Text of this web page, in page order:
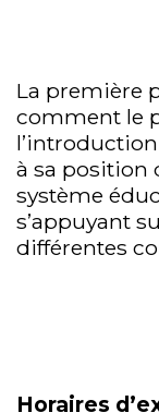
La première
comment le
à sa position
système
s’appuyant
différentes
Horaires